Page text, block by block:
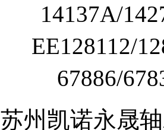
14137A/
EE128112/
67886/
苏州凯诺永晟